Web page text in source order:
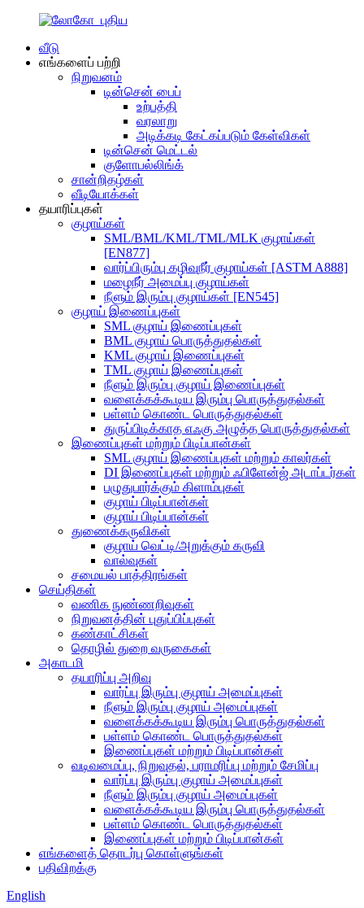
வீடு
எங்களைப் பற்றி
நிறுவனம்
டின்சென் பைப்
உற்பத்தி
வரலாறு
அடிக்கடி கேட்கப்படும் கேள்விகள்
டின்சென் மெட்டல்
குளோபல்லிங்க்
சான்றிதழ்கள்
வீடியோக்கள்
தயாரிப்புகள்
குழாய்கள்
SML/BML/KML/TML/MLK குழாய்கள்
[EN877]
வார்ப்பிரும்பு கழிவுநீர் குழாய்கள் [ASTM A888]
மழைநீர் அமைப்பு குழாய்கள்
நீளும் இரும்பு குழாய்கள் [EN545]
குழாய் இணைப்புகள்
SML குழாய் இணைப்புகள்
BML குழாய் பொருத்துதல்கள்
KML குழாய் இணைப்புகள்
TML குழாய் இணைப்புகள்
நீளும் இரும்பு குழாய் இணைப்புகள்
வளைக்கக்கூடிய இரும்பு பொருத்துதல்கள்
பள்ளம் கொண்ட பொருத்துதல்கள்
துருப்பிடிக்காத எஃகு அழுத்த பொருத்துதல்கள்
இணைப்புகள் மற்றும் பிடிப்பான்கள்
SML குழாய் இணைப்புகள் மற்றும் காலர்கள்
DI இணைப்புகள் மற்றும் ஃபிளேன்ஜ் அடாப்டர்கள்
பழுதுபார்க்கும் கிளாம்புகள்
குழாய் பிடிப்பான்கள்
குழாய் பிடிப்பான்கள்
துணைக்கருவிகள்
குழாய் வெட்டி/அறுக்கும் கருவி
வால்வுகள்
சமையல் பாத்திரங்கள்
செய்திகள்
வணிக நுண்ணறிவுகள்
நிறுவனத்தின் புதுப்பிப்புகள்
கண்காட்சிகள்
தொழில் துறை வருகைகள்
அகாடமி
தயாரிப்பு அறிவு
வார்ப்பு இரும்பு குழாய் அமைப்புகள்
நீளும் இரும்பு குழாய் அமைப்புகள்
வளைக்கக்கூடிய இரும்பு பொருத்துதல்கள்
பள்ளம் கொண்ட பொருத்துதல்கள்
இணைப்புகள் மற்றும் பிடிப்பான்கள்
வடிவமைப்பு, நிறுவுதல், பராமரிப்பு மற்றும் சேமிப்பு
வார்ப்பு இரும்பு குழாய் அமைப்புகள்
நீளும் இரும்பு குழாய் அமைப்புகள்
வளைக்கக்கூடிய இரும்பு பொருத்துதல்கள்
பள்ளம் கொண்ட பொருத்துதல்கள்
இணைப்புகள் மற்றும் பிடிப்பான்கள்
எங்களைத் தொடர்பு கொள்ளுங்கள்
பதிவிறக்கு
English